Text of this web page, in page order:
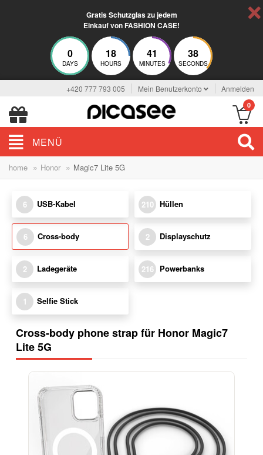
Gratis Schutzglas zu jedem
Einkauf von FASHION CASE!
0
DAYS
18
HOURS
41
MINUTES
38
SECONDS
+420 777 793 005 Mein Benutzerkonto Anmelden
0
MENÜ
home » Honor » Magic7 Lite 5G
6 USB-Kabel 210 Hüllen
6 Cross-body 2 Displayschutz
2 Ladegeräte 216 Powerbanks
1 Selfie Stick
Cross-body phone strap für Honor Magic7
Lite 5G